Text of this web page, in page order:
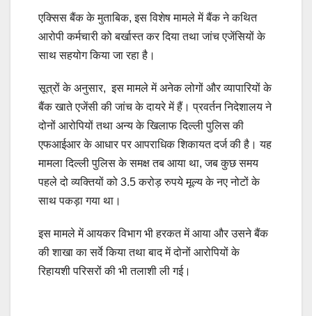
एक्सिस बैंक के मुताबिक, इस विशेष मामले में बैंक ने कथित
आरोपी कर्मचारी को बर्खास्त कर दिया तथा जांच एजेंसियों के
साथ सहयोग किया जा रहा है।
सूत्रों के अनुसार, इस मामले में अनेक लोगों और व्यापारियों के
बैंक खाते एजेंसी की जांच के दायरे में हैं। प्रवर्तन निदेशालय ने
दोनों आरोपियों तथा अन्य के खिलाफ दिल्ली पुलिस की
एफआईआर के आधार पर आपराधिक शिकायत दर्ज की है। यह
मामला दिल्ली पुलिस के समक्ष तब आया था, जब कुछ समय
पहले दो व्यक्तियों को 3.5 करोड़ रुपये मूल्य के नए नोटों के
साथ पकड़ा गया था।
इस मामले में आयकर विभाग भी हरकत में आया और उसने बैंक
की शाखा का सर्वे किया तथा बाद में दोनों आरोपियों के
रिहायशी परिसरों की भी तलाशी ली गई।